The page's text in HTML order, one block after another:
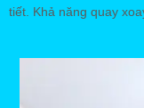
tiết. Khả năng quay